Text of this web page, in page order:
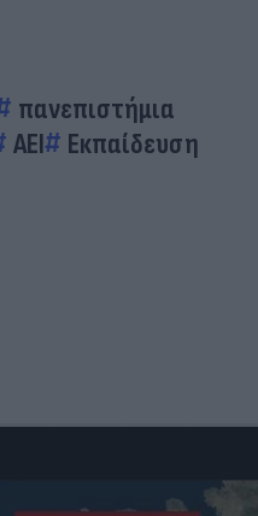
πανεπιστήμια
ΑΕΙ
Εκπαίδευση